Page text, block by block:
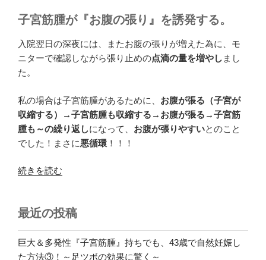
子宮筋腫が『お腹の張り』を誘発する。
入院翌日の深夜には、またお腹の張りが増えた為に、モ
ニターで確認しながら張り止めの点滴の量を増やし まし
た。
私の場合は子宮筋腫があるために、 お腹が張る（子宮が
収縮する）→子宮筋腫も収縮する→お腹が張る→子宮筋
腫も～の繰り返しになって、 お腹が張りやすいとのこと
でした！まさに悪循環 ！！！
“子
腫
一
緒
続きを読む
最近の投稿
巨大＆多発性『子宮筋腫』持ちでも、43歳で自然妊娠し
た方法③！～足ツボの効果に驚く～